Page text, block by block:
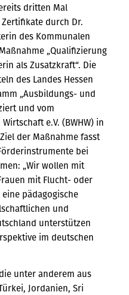
dritten Mal
durch Dr.
des Kommunalen
„Qualifizierung
als Zusatzkraft“. Die
des Landes Hessen
„Ausbildungs- und
und vom
e.V. (BWHW) in
der Maßnahme fasst
bei
„Wir wollen mit
mit Flucht- oder
pädagogische
und
unterstützen
im deutschen
unter anderem aus
Jordanien, Sri